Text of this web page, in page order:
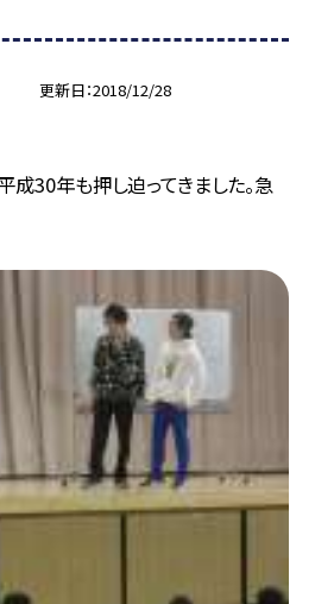
更新日 2018/12/28
成30年も押し迫ってきました。急